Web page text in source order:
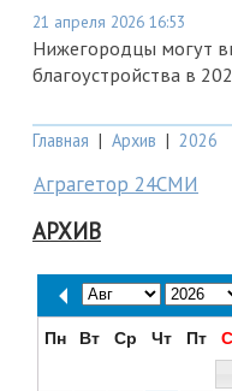
21 апреля 2026 16:53
Нижегородцы могут
благоустройства в
Главная | Архив | 2026
Аграгетор 24СМИ
АРХИВ
Пн Вт Ср Чт Пт